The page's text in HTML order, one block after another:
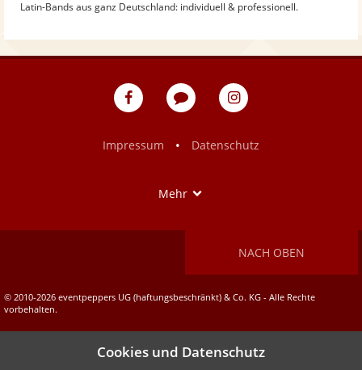
Latin-Bands aus ganz Deutschland: individuell & professionell.
eventpeppers
Blog
eventpeppers
Impressum
• Datenschutz
Mehr
NACH OBEN
© 2010-2026 eventpeppers UG (haftungsbeschränkt) & Co. KG - Alle Rechte
vorbehalten.
Cookies und Datenschutz